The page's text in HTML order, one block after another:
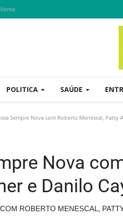
POLITICA SAÚDE
Sempre Nova com Roberto Menescal, Patty
Nova
e Danilo
ROBERTO MENESCAL,